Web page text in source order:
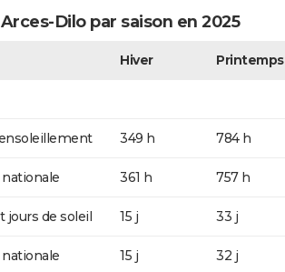
Dilo par saison en 2025
Hiver Printemps
349 h 784 h
361 h 757 h
jours de soleil 15 j 33 j
15 j 32 j